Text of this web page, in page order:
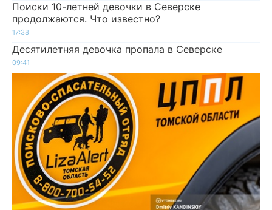
Поиски 10-летней девочки в Северске
продолжаются. Что известно?
17:38
Десятилетняя девочка пропала в Северске
09:41